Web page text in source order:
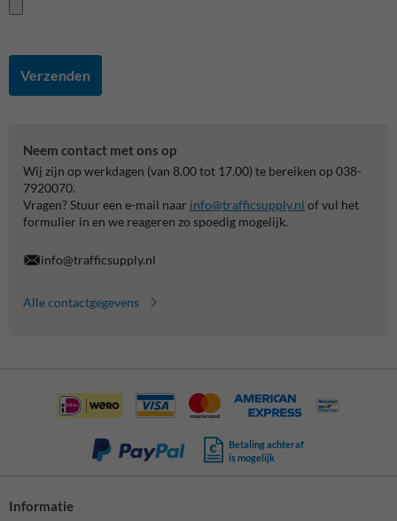
Verzenden
Neem contact met ons op
Wij zijn op werkdagen (van 8.00 tot 17.00) te bereiken op 038-
7920070.
Vragen? Stuur een e-mail naar info@trafficsupply.nl of vul het
formulier in en we reageren zo spoedig mogelijk.
info@trafficsupply.nl
Alle contactgegevens
Betaling achteraf
is mogelijk
Informatie